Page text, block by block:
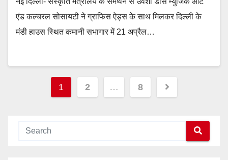
एंड कल्चरल सोसायटी ने ग्राफिस ऐड्स के साथ मिलकर दिल्ली के
मंडी हाउस स्थित कमानी सभागार में 21 अप्रैल…
Posts
1 2 … 8